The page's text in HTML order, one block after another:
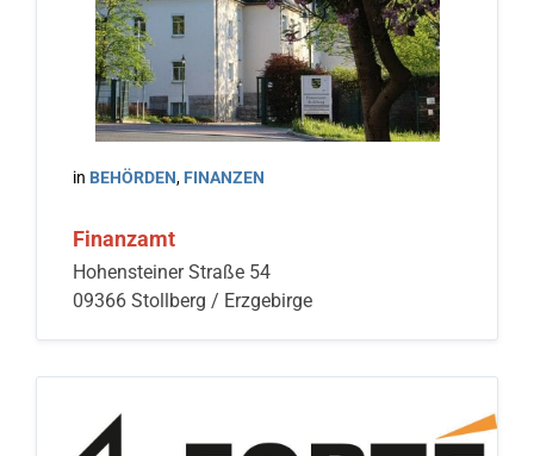
in BEHÖRDEN, FINANZEN
Finanzamt
Hohensteiner Straße 54
09366 Stollberg / Erzgebirge